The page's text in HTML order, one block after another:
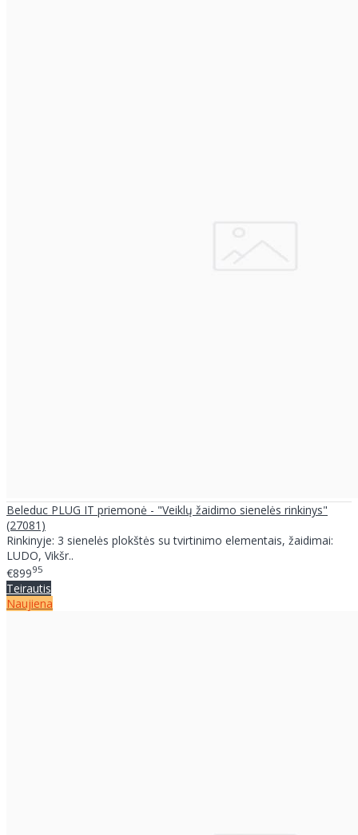
Beleduc PLUG IT priemonė - "Veiklų žaidimo sienelės rinkinys"
(27081)
Rinkinyje: 3 sienelės plokštės su tvirtinimo elementais, žaidimai:
LUDO, Vikšr..
€89995
Teirautis
Naujiena